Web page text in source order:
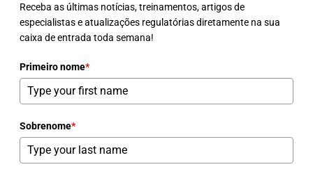
Receba as últimas notícias, treinamentos, artigos de
especialistas e atualizações regulatórias diretamente na sua
caixa de entrada toda semana!
Primeiro nome*
Sobrenome*